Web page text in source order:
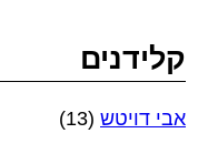
קלידנים
אבי דויטש (13)